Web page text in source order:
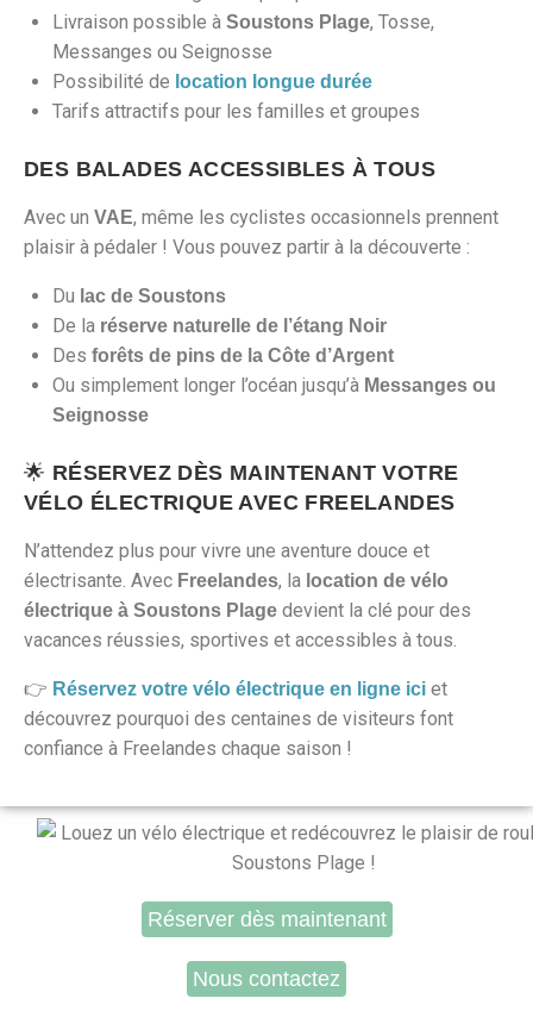
Réserver dès maintenant
Nous contactez
Livraison possible à Soustons Plage, Tosse,
Messanges ou Seignosse
Possibilité de location longue durée
Tarifs attractifs pour les familles et groupes
DES BALADES ACCESSIBLES À TOUS
Avec un VAE, même les cyclistes occasionnels prennent
plaisir à pédaler ! Vous pouvez partir à la découverte :
Du lac de Soustons
De la réserve naturelle de l’étang Noir
Des forêts de pins de la Côte d’Argent
Ou simplement longer l’océan jusqu’à Messanges ou
Seignosse
🌟 RÉSERVEZ DÈS MAINTENANT VOTRE
VÉLO ÉLECTRIQUE AVEC FREELANDES
N’attendez plus pour vivre une aventure douce et
électrisante. Avec Freelandes, la location de vélo
électrique à Soustons Plage devient la clé pour des
vacances réussies, sportives et accessibles à tous.
👉 Réservez votre vélo électrique en ligne ici et
découvrez pourquoi des centaines de visiteurs font
confiance à Freelandes chaque saison !